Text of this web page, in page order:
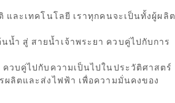
ละเทคโนโลยี เราทุกคนจะเป็นทั้งผู้ผลิต
ำ สู่ สายน้ำเจ้าพระยา ควบคู่ไปกับการ
วบคู่ไปกับความเป็นไปในประวัติศาสตร์
ลิตและส่งไฟฟ้า เพื่อความมั่นคงของ